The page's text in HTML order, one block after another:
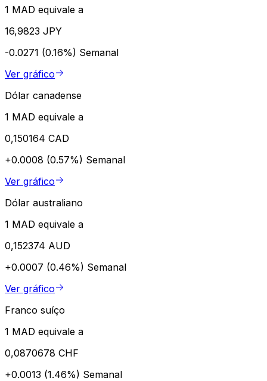
1 MAD equivale a
16,9823 JPY
-0.0271 (0.16%) Semanal
Ver gráfico
Dólar canadense
1 MAD equivale a
0,150164 CAD
+0.0008 (0.57%) Semanal
Ver gráfico
Dólar australiano
1 MAD equivale a
0,152374 AUD
+0.0007 (0.46%) Semanal
Ver gráfico
Franco suíço
1 MAD equivale a
0,0870678 CHF
+0.0013 (1.46%) Semanal